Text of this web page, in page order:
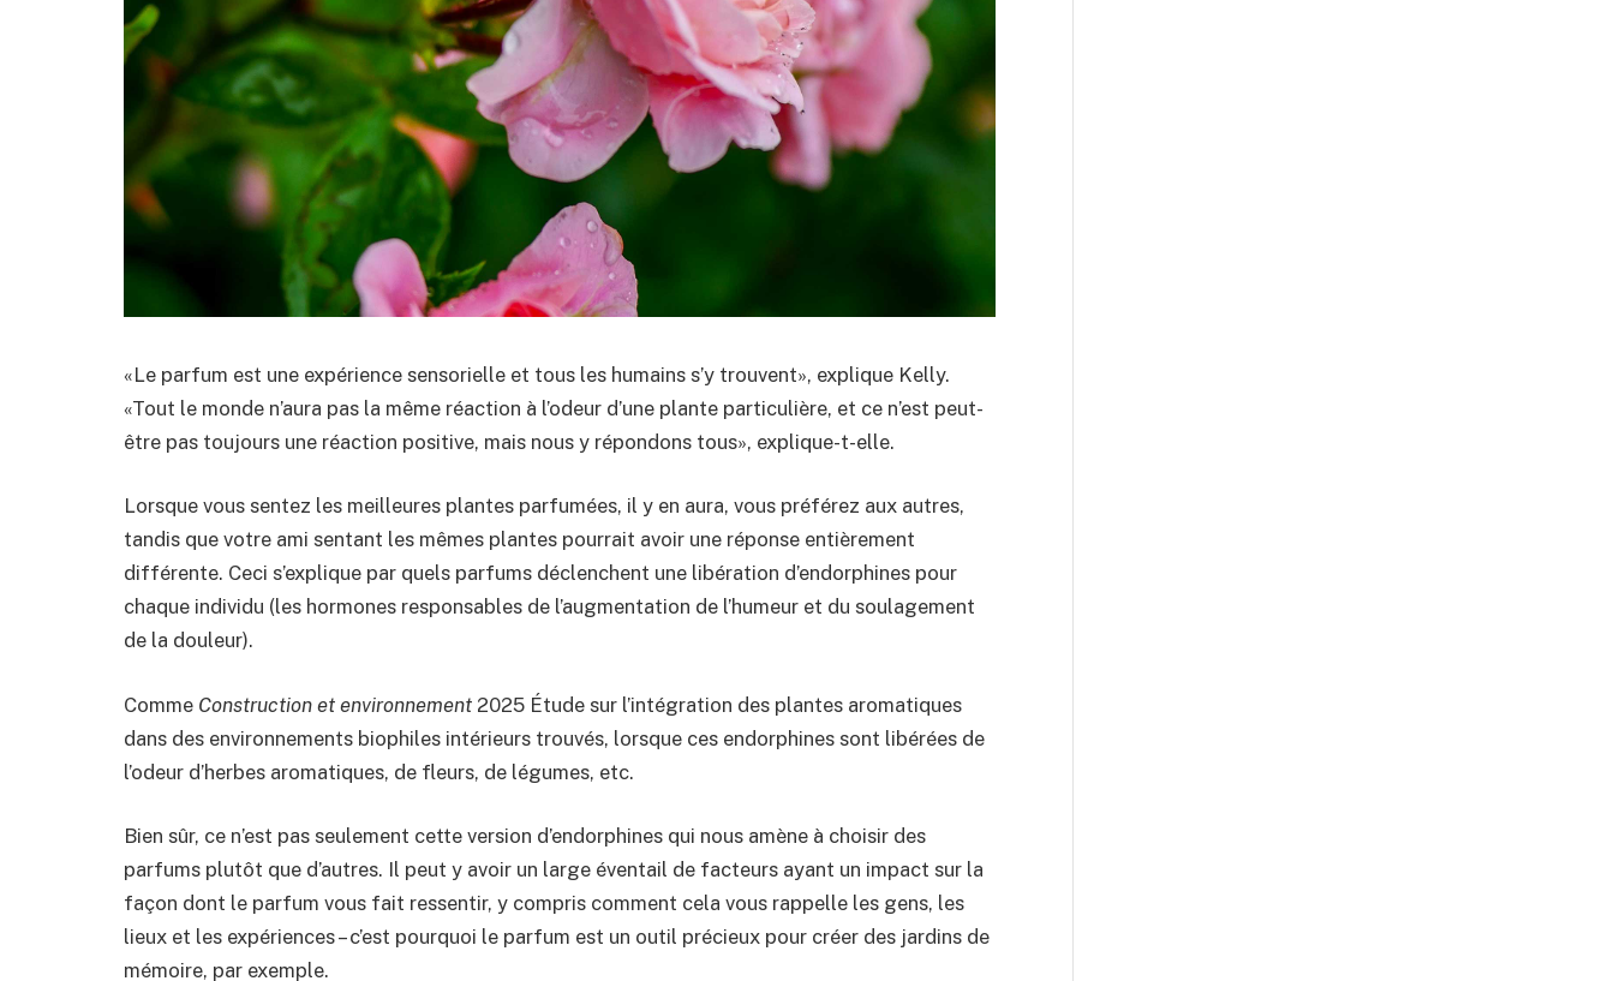
«Le parfum est une expérience sensorielle et tous les humains s’y trouvent», explique Kelly.
«Tout le monde n’aura pas la même réaction à l’odeur d’une plante particulière, et ce n’est peut-
être pas toujours une réaction positive, mais nous y répondons tous», explique-t-elle.
Lorsque vous sentez les meilleures plantes parfumées, il y en aura, vous préférez aux autres,
tandis que votre ami sentant les mêmes plantes pourrait avoir une réponse entièrement
différente. Ceci s’explique par quels parfums déclenchent une libération d’endorphines pour
chaque individu (les hormones responsables de l’augmentation de l’humeur et du soulagement
de la douleur).
Comme Construction et environnement 2025 Étude sur l’intégration des plantes aromatiques
dans des environnements biophiles intérieurs trouvés, lorsque ces endorphines sont libérées de
l’odeur d’herbes aromatiques, de fleurs, de légumes, etc.
Bien sûr, ce n’est pas seulement cette version d’endorphines qui nous amène à choisir des
parfums plutôt que d’autres. Il peut y avoir un large éventail de facteurs ayant un impact sur la
façon dont le parfum vous fait ressentir, y compris comment cela vous rappelle les gens, les
lieux et les expériences – c’est pourquoi le parfum est un outil précieux pour créer des jardins de
mémoire, par exemple.